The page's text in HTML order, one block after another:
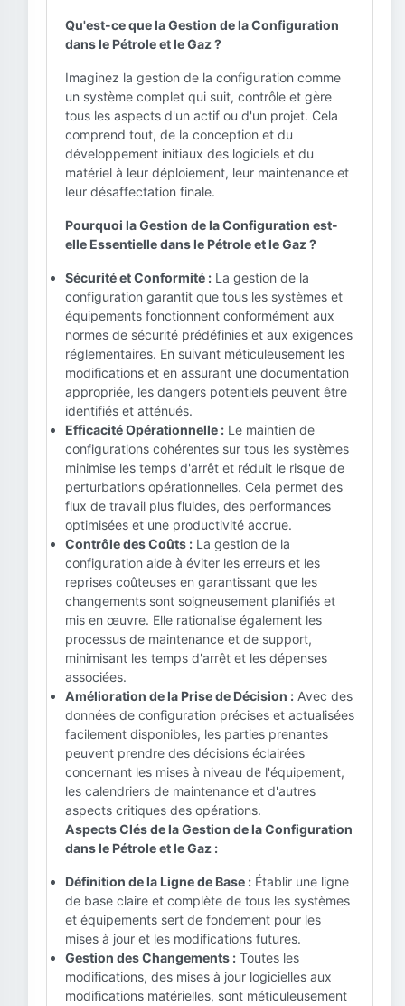
Qu'est-ce que la Gestion de la Configuration
dans le Pétrole et le Gaz ?
Imaginez la gestion de la configuration comme
un système complet qui suit, contrôle et gère
tous les aspects d'un actif ou d'un projet. Cela
comprend tout, de la conception et du
développement initiaux des logiciels et du
matériel à leur déploiement, leur maintenance et
leur désaffectation finale.
Pourquoi la Gestion de la Configuration est-
elle Essentielle dans le Pétrole et le Gaz ?
Sécurité et Conformité : La gestion de la
configuration garantit que tous les systèmes et
équipements fonctionnent conformément aux
normes de sécurité prédéfinies et aux exigences
réglementaires. En suivant méticuleusement les
modifications et en assurant une documentation
appropriée, les dangers potentiels peuvent être
identifiés et atténués.
Efficacité Opérationnelle : Le maintien de
configurations cohérentes sur tous les systèmes
minimise les temps d'arrêt et réduit le risque de
perturbations opérationnelles. Cela permet des
flux de travail plus fluides, des performances
optimisées et une productivité accrue.
Contrôle des Coûts : La gestion de la
configuration aide à éviter les erreurs et les
reprises coûteuses en garantissant que les
changements sont soigneusement planifiés et
mis en œuvre. Elle rationalise également les
processus de maintenance et de support,
minimisant les temps d'arrêt et les dépenses
associées.
Amélioration de la Prise de Décision : Avec des
données de configuration précises et actualisées
facilement disponibles, les parties prenantes
peuvent prendre des décisions éclairées
concernant les mises à niveau de l'équipement,
les calendriers de maintenance et d'autres
aspects critiques des opérations.
Aspects Clés de la Gestion de la Configuration
dans le Pétrole et le Gaz :
Définition de la Ligne de Base : Établir une ligne
de base claire et complète de tous les systèmes
et équipements sert de fondement pour les
mises à jour et les modifications futures.
Gestion des Changements : Toutes les
modifications, des mises à jour logicielles aux
modifications matérielles, sont méticuleusement